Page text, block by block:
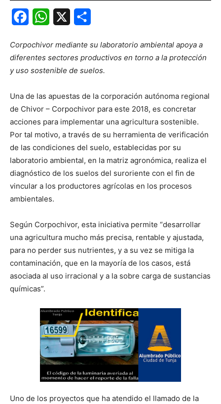
FacebookWhatsApp
Corpochivor mediante su laboratorio ambiental apoya a
diferentes sectores productivos en torno a la protección
y uso sostenible de suelos.
Una de las apuestas de la corporación autónoma regional
de Chivor – Corpochivor para este 2018, es concretar
acciones para implementar una agricultura sostenible.
Por tal motivo, a través de su herramienta de verificación
de las condiciones del suelo, establecidas por su
laboratorio ambiental, en la matriz agronómica, realiza el
diagnóstico de los suelos del suroriente con el fin de
vincular a los productores agrícolas en los procesos
ambientales.
Según Corpochivor, esta iniciativa permite “desarrollar
una agricultura mucho más precisa, rentable y ajustada,
para no perder sus nutrientes, y a su vez se mitiga la
contaminación, que en la mayoría de los casos, está
asociada al uso irracional y a la sobre carga de sustancias
químicas”.
Uno de los proyectos que ha atendido el llamado de la